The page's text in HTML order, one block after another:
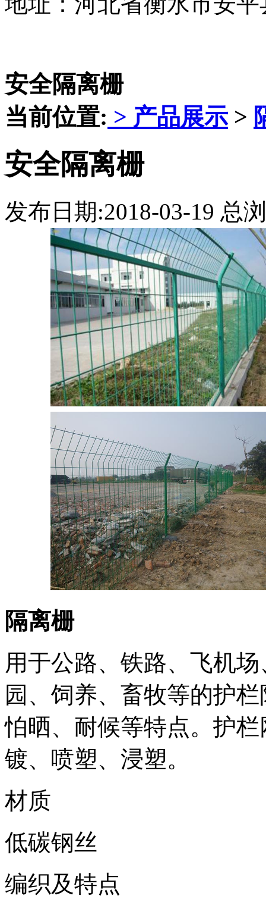
安全隔离栅
当前位置: > 产品展示>
安全隔离栅
发布日期:2018-03-19 总
隔离栅
用于公路、铁路、飞机
园、饲养、畜牧等的护
怕晒、耐候等特点。护
镀、喷塑、浸塑。
材质
低碳钢丝
编织及特点